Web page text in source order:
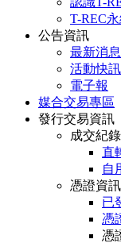
T-REC
公告資訊
最新消息
活動快訊
電子報
媒合交易專區
發行交易資訊
成交紀錄
直
自
憑證資訊
已
憑
憑